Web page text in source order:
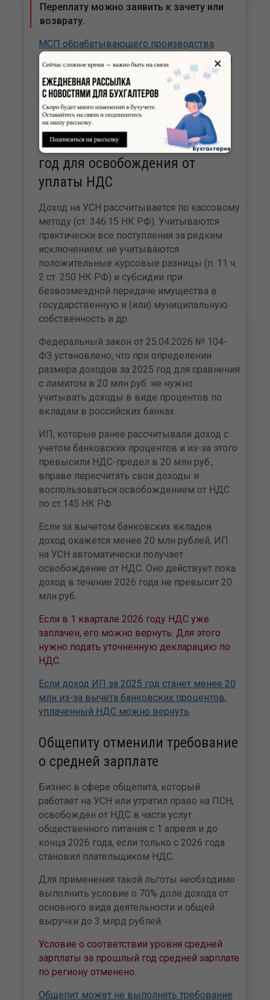
Переплату можно заявить к зачету или
возврату.
МСП обрабатывающего производства
могут пересчитать взносы с 1 января 2026
года и вернуть переплату
Перерасчет страховых взносов
ИП на УСН могут не учитывать
проценты по вкладам за 2025
год для освобождения от
уплаты НДС
Доход на УСН рассчитывается по кассовому
методу (ст. 346.15 НК РФ). Учитываются
практически все поступления за редким
исключением: не учитываются
положительные курсовые разницы (п. 11 ч.
2 ст. 250 НК РФ) и субсидии при
безвозмездной передаче имущества в
государственную и (или) муниципальную
собственность и др.
Федеральный закон от 25.04.2026 № 104-
ФЗ установлено, что при определении
размера доходов за 2025 год для сравнения
с лимитом в 20 млн руб. не нужно
учитывать доходы в виде процентов по
вкладам в российских банках.
ИП, которые ранее рассчитывали доход с
учетом банковских процентов и из-за этого
превысили НДС-предел в 20 млн руб.,
вправе пересчитать свои доходы и
воспользоваться освобождением от НДС
по ст.145 НК РФ.
Если за вычетом банковских вкладов
доход окажется менее 20 млн рублей, ИП
на УСН автоматически получает
освобождение от НДС. Оно действует пока
доход в течение 2026 года не превысит 20
млн руб.
Если в 1 квартале 2026 году НДС уже
заплачен, его можно вернуть. Для этого
нужно подать уточненную декларацию по
НДС.
Если доход ИП за 2025 год станет менее 20
млн из-за вычета банковских процентов,
уплаченный НДС можно вернуть
Общепиту отменили требование
о средней зарплате
Бизнес в сфере общепита, который
работает на УСН или утратил право на ПСН,
освобожден от НДС в части услуг
общественного питания с 1 апреля и до
конца 2026 года, если только с 2026 года
становил плательщиком НДС.
Для применения такой льготы необходимо
выполнить условие о 70% доле дохода от
основного вида деятельности и общей
выручки до 3 млрд рублей.
Условие о соответствии уровня средней
зарплаты за прошлый год средней зарплате
по региону отменено.
Общепит может не выполнять требование
×